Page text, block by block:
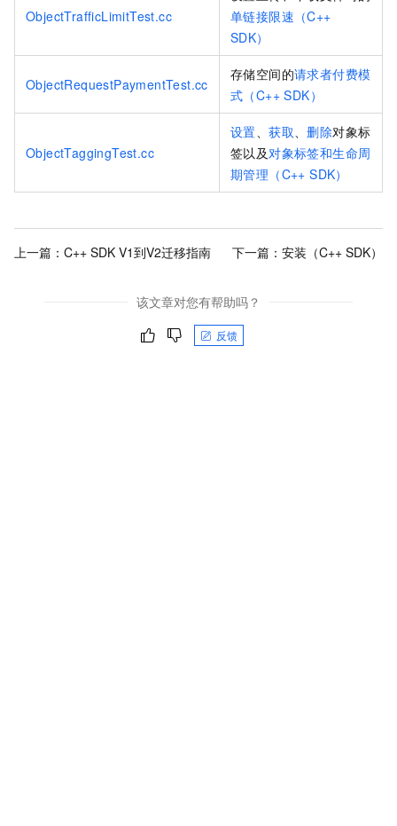
ObjectTrafficLimitTest.cc
单链接限速（C++
SDK）
ObjectRequestPaymentTest.cc
存储空间的请求者付费模
式（C++ SDK）
ObjectTaggingTest.cc
设置、获取、删除对象标
签以及对象标签和生命周
期管理（C++ SDK）
上一篇： C++ SDK V1到V2迁移指南 下一篇： 安装（C++ SDK）
该文章对您有帮助吗？
反馈